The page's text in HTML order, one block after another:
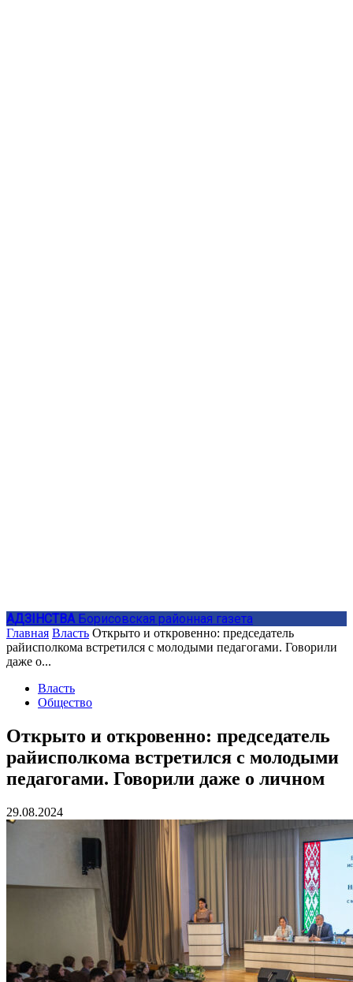
АДЗIНСТВА Борисовская районная газета
Главная Власть Открыто и откровенно: председатель
райисполкома встретился с молодыми педагогами. Говорили
даже о...
Власть
Общество
Открыто и откровенно: председатель
райисполкома встретился с молодыми
педагогами. Говорили даже о личном
29.08.2024